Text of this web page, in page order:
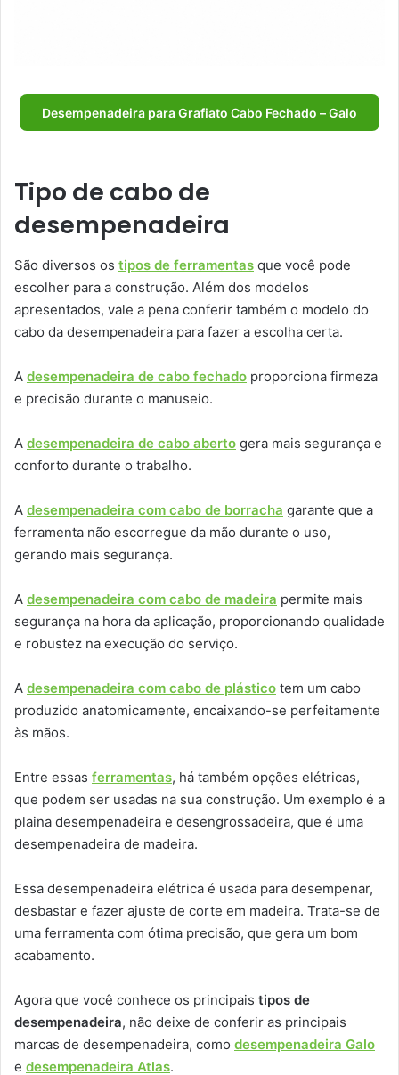
Desempenadeira para Grafiato Cabo Fechado – Galo
Tipo de cabo de
desempenadeira
São diversos os tipos de ferramentas que você pode
escolher para a construção. Além dos modelos
apresentados, vale a pena conferir também o modelo do
cabo da desempenadeira para fazer a escolha certa.
A desempenadeira de cabo fechado proporciona firmeza
e precisão durante o manuseio.
A desempenadeira de cabo aberto gera mais segurança e
conforto durante o trabalho.
A desempenadeira com cabo de borracha garante que a
ferramenta não escorregue da mão durante o uso,
gerando mais segurança.
A desempenadeira com cabo de madeira permite mais
segurança na hora da aplicação, proporcionando qualidade
e robustez na execução do serviço.
A desempenadeira com cabo de plástico tem um cabo
produzido anatomicamente, encaixando-se perfeitamente
às mãos.
Entre essas ferramentas, há também opções elétricas,
que podem ser usadas na sua construção. Um exemplo é a
plaina desempenadeira e desengrossadeira, que é uma
desempenadeira de madeira.
Essa desempenadeira elétrica é usada para desempenar,
desbastar e fazer ajuste de corte em madeira. Trata-se de
uma ferramenta com ótima precisão, que gera um bom
acabamento.
Agora que você conhece os principais tipos de
desempenadeira, não deixe de conferir as principais
marcas de desempenadeira, como desempenadeira Galo
e desempenadeira Atlas.